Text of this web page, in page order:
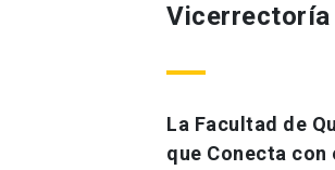
Vicerrectoría
La Facultad de
que Conecta con